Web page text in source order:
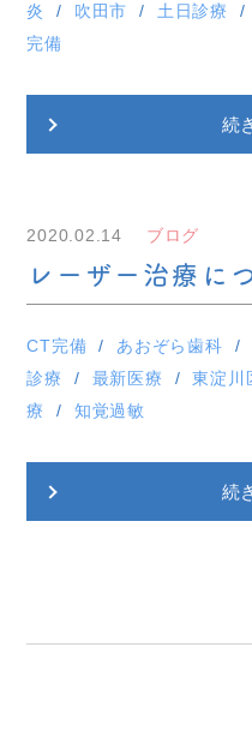
炎
吹田市 土日診療
完備
続
2020.02.14 ブログ
レーザー治療に
CT完備 あおぞら歯科
診療
最新医療 東淀川
療
知覚過敏
続